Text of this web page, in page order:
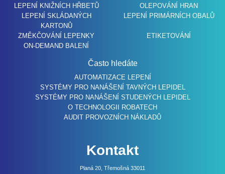
LEPENÍ KNIŽNÍCH HŘBETŮ
OLEPOVÁNÍ HRAN
LEPENÍ SKLÁDANÝCH
KARTONŮ
LEPENÍ PRIMÁRNÍCH OBALŮ
ZMĚKČOVÁNÍ LEPENKY
ETIKETOVÁNÍ
ON-DEMAND BALENÍ
Často hledáte
AUTOMATIZACE LEPENÍ
SYSTÉMY PRO NANÁŠENÍ TAVNÝCH LEPIDEL
SYSTÉMY PRO NANÁŠENÍ STUDENÝCH LEPIDEL
O TECHNOLOGII ROBATECH
AUDIT PROVOZNÍCH NÁKLADŮ
Kontakt
Planá 20, Třemošná 33011